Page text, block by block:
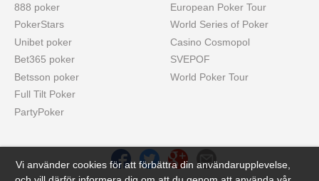
888 poker
PokerStars
Unibet poker
Bet365 poker
Betsson poker
Full Tilt Poker
PartyPoker
European Poker Tour
World Series of Poker
Casino Cosmopol
SVEPOF
World Poker Tour
Vi använder cookies för att förbättra din användarupplevelse,